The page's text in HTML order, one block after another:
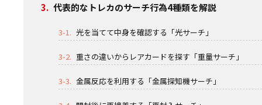
3. 代表的なトレカのサーチ行為4種類を解説
3-1. 光を当てて中身を確認する「光サーチ」
3-2. 重さの違いからレアカードを探す「重量サーチ」
3-3. 金属反応を利用する「金属探知機サーチ」